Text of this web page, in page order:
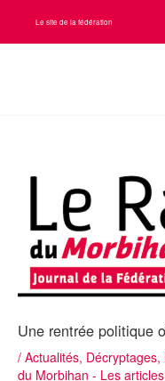
contenu
Le site de la fédération
Une rentrée politique
/ Actualités, Décryptages,
du Morbihan - Les